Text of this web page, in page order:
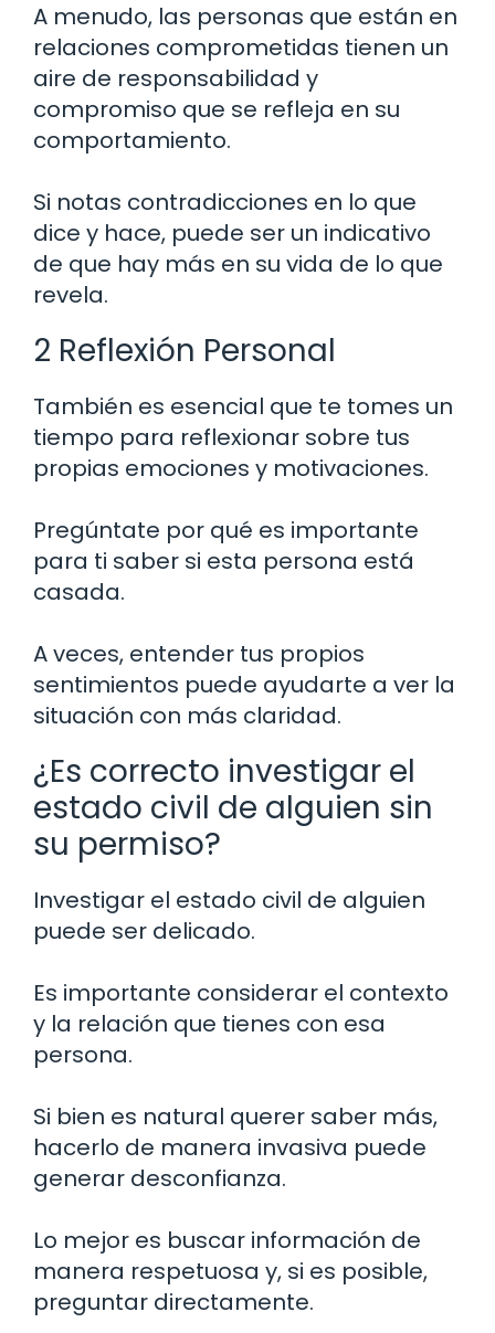
A menudo, las personas que están en
relaciones comprometidas tienen un
aire de responsabilidad y
compromiso que se refleja en su
comportamiento.
Si notas contradicciones en lo que
dice y hace, puede ser un indicativo
de que hay más en su vida de lo que
revela.
2 Reflexión Personal
También es esencial que te tomes un
tiempo para reflexionar sobre tus
propias emociones y motivaciones.
Pregúntate por qué es importante
para ti saber si esta persona está
casada.
A veces, entender tus propios
sentimientos puede ayudarte a ver la
situación con más claridad.
¿Es correcto investigar el
estado civil de alguien sin
su permiso?
Investigar el estado civil de alguien
puede ser delicado.
Es importante considerar el contexto
y la relación que tienes con esa
persona.
Si bien es natural querer saber más,
hacerlo de manera invasiva puede
generar desconfianza.
Lo mejor es buscar información de
manera respetuosa y, si es posible,
preguntar directamente.